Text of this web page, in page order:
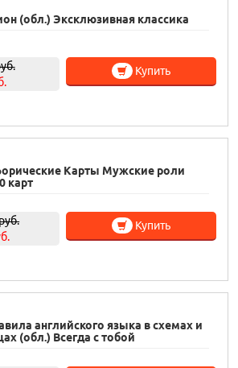
(обл.) Эксклюзивная классика
Купить
Карты Мужские роли
карт
Купить
английского языка в схемах и
(обл.) Всегда с тобой